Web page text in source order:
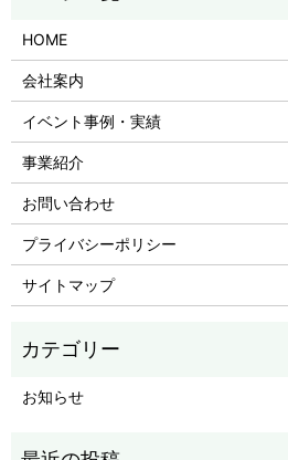
HOME
会社案内
イベント事例・実績
事業紹介
お問い合わせ
プライバシーポリシー
サイトマップ
お知らせ